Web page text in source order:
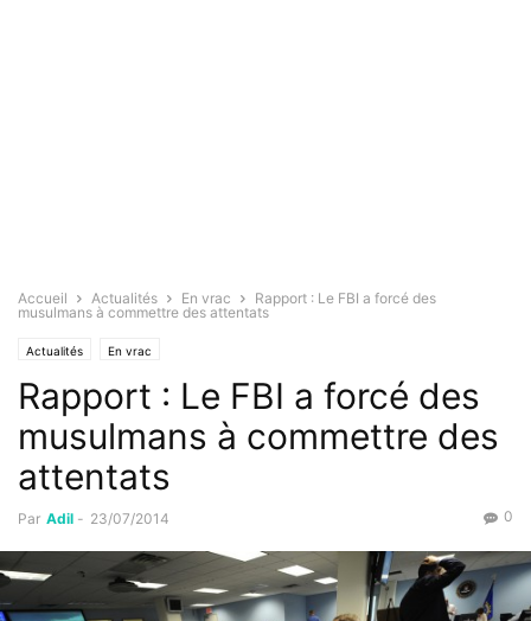
Accueil Actualités En vrac
Rapport : Le FBI a forcé des
musulmans à commettre des attentats
Actualités En vrac
Rapport : Le FBI a forcé des
musulmans à commettre des
attentats
Par Adil - 23/07/2014 0